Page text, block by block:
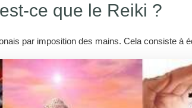
ce que le Reiki ?
par imposition des mains. Cela consiste à